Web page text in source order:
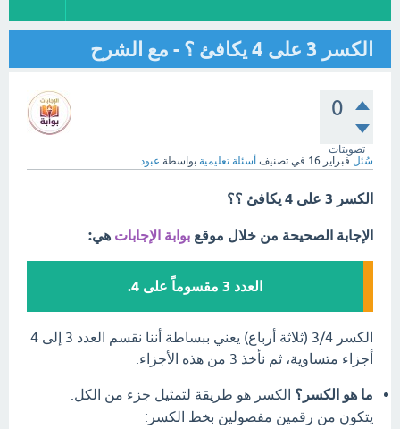
الكسر 3 على 4 يكافئ ؟ - مع الشرح
0
تصويتات
سُئل فبراير 16 في تصنيف أسئلة تعليمية بواسطة عبود
الكسر 3 على 4 يكافئ ؟؟
الإجابة الصحيحة من خلال موقع بوابة الإجابات هي:
العدد 3 مقسوماً على 4.
الكسر 3/4 (ثلاثة أرباع) يعني ببساطة أننا نقسم العدد 3 إلى 4
أجزاء متساوية، ثم نأخذ 3 من هذه الأجزاء.
ما هو الكسر؟ الكسر هو طريقة لتمثيل جزء من الكل.
يتكون من رقمين مفصولين بخط الكسر: